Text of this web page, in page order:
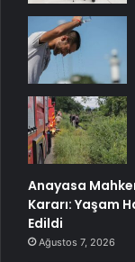
Anayasa
Kararı: Yaşam
Edildi
Ağustos 7, 2026